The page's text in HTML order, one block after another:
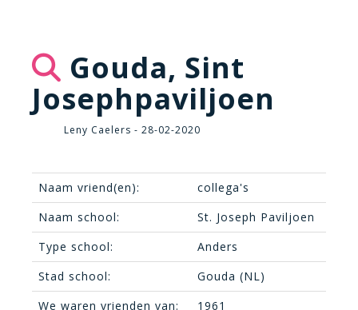
Gouda, Sint
Josephpaviljoen
Leny Caelers - 28-02-2020
Naam vriend(en):
collega's
Naam school:
St. Joseph Paviljoen
Type school:
Anders
Stad school:
Gouda (NL)
We waren vrienden van:
1961